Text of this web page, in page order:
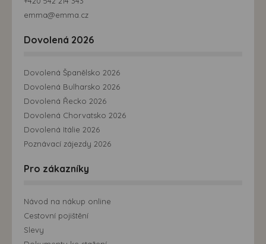
emma@emma.cz
Dovolená 2026
Dovolená Španělsko 2026
Dovolená Bulharsko 2026
Dovolená Řecko 2026
Dovolená Chorvatsko 2026
Dovolená Itálie 2026
Poznávací zájezdy 2026
Pro zákazníky
Návod na nákup online
Cestovní pojištění
Slevy